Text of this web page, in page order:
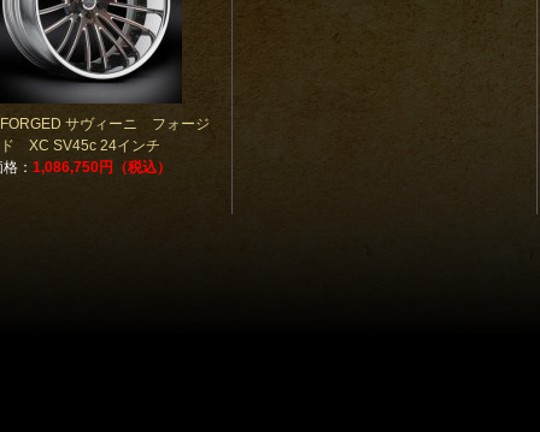
サヴィーニ フォージ
ド XC SV45c 24インチ
： 1,086,750円（税込）